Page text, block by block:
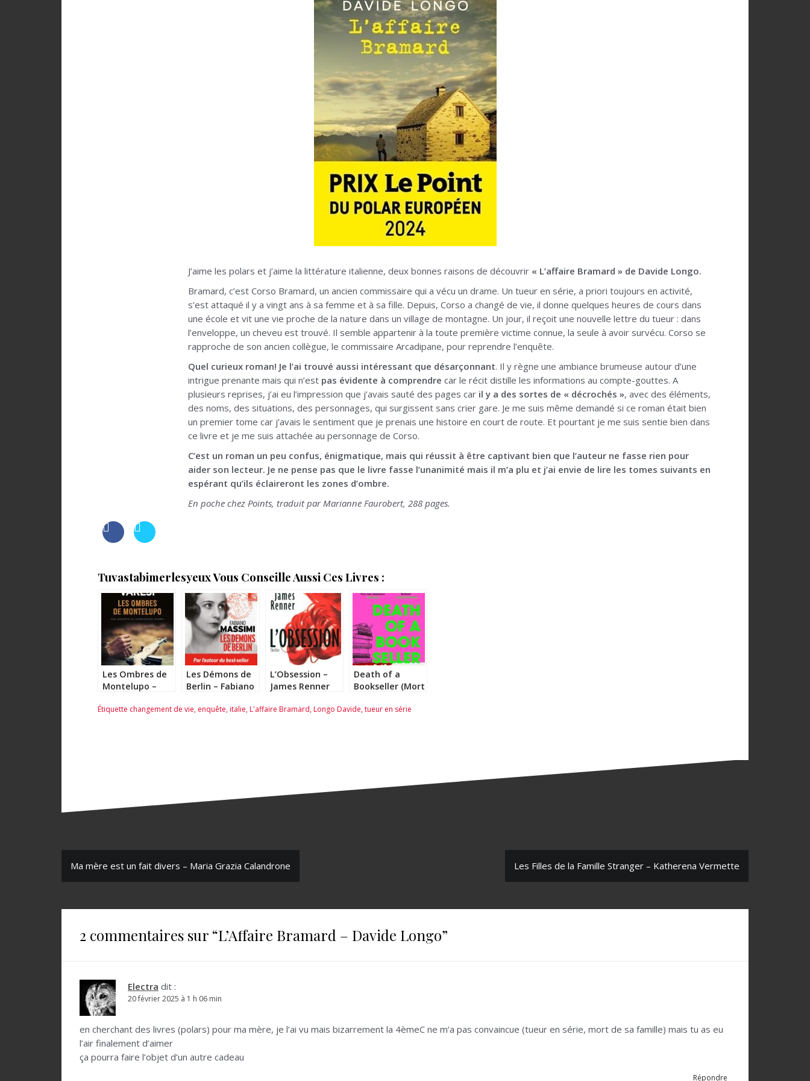
J’aime les polars et j’aime la littérature italienne, deux bonnes raisons de découvrir « L’affaire Bramard » de Davide Longo.
Bramard, c’est Corso Bramard, un ancien commissaire qui a vécu un drame. Un tueur en série, a priori toujours en activité,
s’est attaqué il y a vingt ans à sa femme et à sa fille. Depuis, Corso a changé de vie, il donne quelques heures de cours dans
une école et vit une vie proche de la nature dans un village de montagne. Un jour, il reçoit une nouvelle lettre du tueur : dans
l’enveloppe, un cheveu est trouvé. Il semble appartenir à la toute première victime connue, la seule à avoir survécu. Corso se
rapproche de son ancien collègue, le commissaire Arcadipane, pour reprendre l’enquête.
Quel curieux roman! Je l’ai trouvé aussi intéressant que désarçonnant. Il y règne une ambiance brumeuse autour d’une
intrigue prenante mais qui n’est pas évidente à comprendre car le récit distille les informations au compte-gouttes. A
plusieurs reprises, j’ai eu l’impression que j’avais sauté des pages car il y a des sortes de « décrochés », avec des éléments,
des noms, des situations, des personnages, qui surgissent sans crier gare. Je me suis même demandé si ce roman était bien
un premier tome car j’avais le sentiment que je prenais une histoire en court de route. Et pourtant je me suis sentie bien dans
ce livre et je me suis attachée au personnage de Corso.
C’est un roman un peu confus, énigmatique, mais qui réussit à être captivant bien que l’auteur ne fasse rien pour
aider son lecteur. Je ne pense pas que le livre fasse l’unanimité mais il m’a plu et j’ai envie de lire les tomes suivants en
espérant qu’ils éclaireront les zones d’ombre.
En poche chez Points, traduit par Marianne Faurobert, 288 pages.
Tuvastabimerlesyeux Vous Conseille Aussi Ces Livres :
Les Ombres de
Montelupo –
Les Démons de
Berlin – Fabiano
L’Obsession –
James Renner
Death of a
Bookseller (Mort
Alice Slater
Étiquette changement de vie, enquête,italie,L'affaire Bramard,Longo Davide,tueur en série
N
v
Ma mère est un fait divers – Maria Grazia Calandrone Les Filles de la Famille Stranger – Katherena Vermette
2 commentaires sur “L’Affaire Bramard – Davide Longo”
Electra dit :
20 février 2025 à 1 h 06 min
en cherchant des livres (polars) pour ma mère, je l’ai vu mais bizarrement la 4èmeC ne m’a pas convaincue (tueur en série, mort de sa famille) mais tu as eu
l’air finalement d’aimer
ça pourra faire l’objet d’un autre cadeau
Répondre